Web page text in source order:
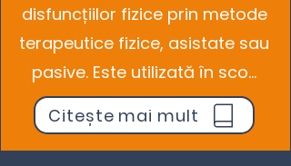
disfuncțiilor fizice prin metode
terapeutice fizice, asistate sau
pasive. Este utilizată în sco...
Citește mai mult